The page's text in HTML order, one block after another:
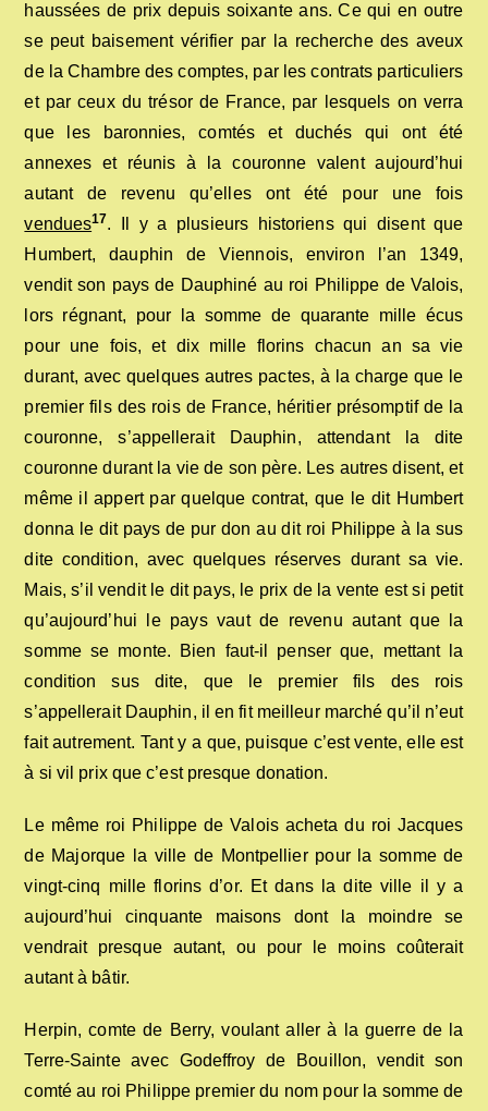
haussées de prix depuis soixante ans. Ce qui en outre
se peut baisement vérifier par la recherche des aveux
de la Chambre des comptes, par les contrats particuliers
et par ceux du trésor de France, par lesquels on verra
que les baronnies, comtés et duchés qui ont été
annexes et réunis à la couronne valent aujourd’hui
autant de revenu qu’elles ont été pour une fois
vendues17. Il y a plusieurs historiens qui disent que
Humbert, dauphin de Viennois, environ l’an 1349,
vendit son pays de Dauphiné au roi Philippe de Valois,
lors régnant, pour la somme de quarante mille écus
pour une fois, et dix mille florins chacun an sa vie
durant, avec quelques autres pactes, à la charge que le
premier fils des rois de France, héritier présomptif de la
couronne, s’appellerait Dauphin, attendant la dite
couronne durant la vie de son père. Les autres disent, et
même il appert par quelque contrat, que le dit Humbert
donna le dit pays de pur don au dit roi Philippe à la sus
dite condition, avec quelques réserves durant sa vie.
Mais, s’il vendit le dit pays, le prix de la vente est si petit
qu’aujourd’hui le pays vaut de revenu autant que la
somme se monte. Bien faut-il penser que, mettant la
condition sus dite, que le premier fils des rois
s’appellerait Dauphin, il en fit meilleur marché qu’il n’eut
fait autrement. Tant y a que, puisque c’est vente, elle est
à si vil prix que c’est presque donation.
Le même roi Philippe de Valois acheta du roi Jacques
de Majorque la ville de Montpellier pour la somme de
vingt-cinq mille florins d’or. Et dans la dite ville il y a
aujourd’hui cinquante maisons dont la moindre se
vendrait presque autant, ou pour le moins coûterait
autant à bâtir.
Herpin, comte de Berry, voulant aller à la guerre de la
Terre-Sainte avec Godeffroy de Bouillon, vendit son
comté au roi Philippe premier du nom pour la somme de